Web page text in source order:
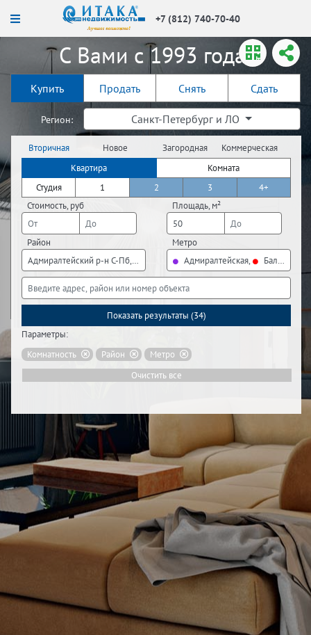
+7 (812) 740-70-40
С Вами с 1993 года!
Купить Продать Снять Сдать
Регион: Санкт-Петербург и ЛО
Вторичная
недвижимость
Новое
строительство
Загородная
недвижимость
Коммерческая
недвижимость
Квартира
Комната
Студия
1 2 3
4+
Стоимость, руб
Площадь, м²
Район
Адмиралтейский р-н С-Пб, Василеостровский р-н С-Пб, Кировский
Метро
Адмиралтейская,
Балтийская,
Показать результаты (34)
Параметры:
Комнатность
Район
Метро
Очистить все